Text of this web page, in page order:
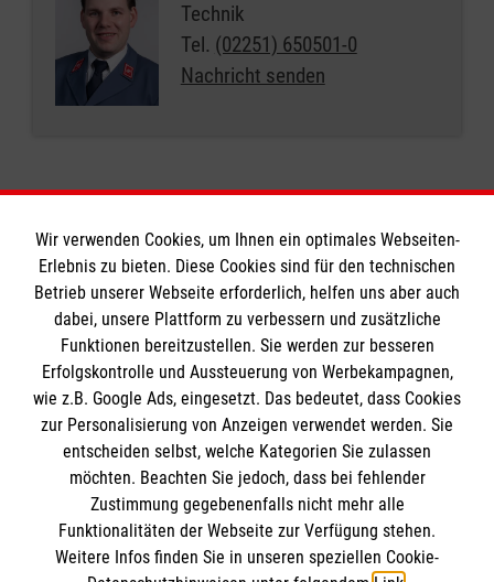
Technik
Tel. (02251) 650501-0
Nachricht senden
Informationen
Impressum
Datenschutz
Barrierefreiheit
Kontakt
Die Malteser
Malteser in Deutschland
Malteserorden
Sharepoint
Spendenkonto
Wir verwenden Cookies, um Ihnen ein optimales Webseiten-
Erlebnis zu bieten. Diese Cookies sind für den technischen
Betrieb unserer Webseite erforderlich, helfen uns aber auch
dabei, unsere Plattform zu verbessern und zusätzliche
Funktionen bereitzustellen. Sie werden zur besseren
Erfolgskontrolle und Aussteuerung von Werbekampagnen,
wie z.B. Google Ads, eingesetzt. Das bedeutet, dass Cookies
zur Personalisierung von Anzeigen verwendet werden. Sie
entscheiden selbst, welche Kategorien Sie zulassen
möchten. Beachten Sie jedoch, dass bei fehlender
Zustimmung gegebenenfalls nicht mehr alle
Funktionalitäten der Webseite zur Verfügung stehen.
Weitere Infos finden Sie in unseren speziellen Cookie-